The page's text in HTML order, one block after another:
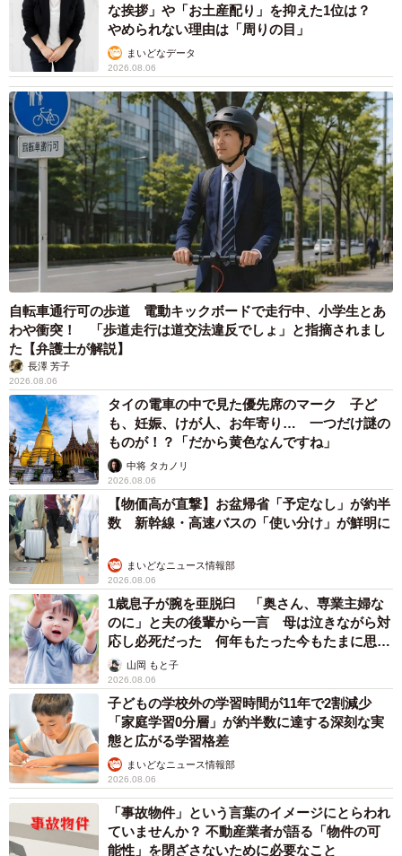
な挨拶」や「お土産配り」を抑えた1位は？
やめられない理由は「周りの目」
まいどなデータ
2026.08.06
自転車通行可の歩道 電動キックボードで走行中、小学生とあ
わや衝突！ 「歩道走行は道交法違反でしょ」と指摘されまし
た【弁護士が解説】
長澤 芳子
2026.08.06
タイの電車の中で見た優先席のマーク 子ど
も、妊娠、けが人、お年寄り… 一つだけ謎の
ものが！？「だから黄色なんですね」
中将 タカノリ
2026.08.06
【物価高が直撃】お盆帰省「予定なし」が約半
数 新幹線・高速バスの「使い分け」が鮮明に
まいどなニュース情報部
2026.08.06
1歳息子が腕を亜脱臼 「奥さん、専業主婦な
のに」と夫の後輩から一言 母は泣きながら対
応し必死だった 何年もたった今もたまに思い
出し…山岡 もと子
2026.08.06
子どもの学校外の学習時間が11年で2割減少
「家庭学習0分層」が約半数に達する深刻な実
態と広がる学習格差
まいどなニュース情報部
2026.08.06
「事故物件」という言葉のイメージにとらわれ
ていませんか？ 不動産業者が語る「物件の可
能性」を閉ざさないために必要なこと